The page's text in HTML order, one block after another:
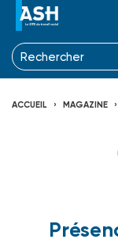
ACCUEIL MAGAZINE